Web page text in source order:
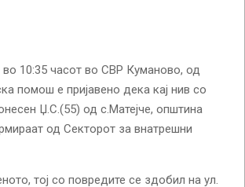
во 10:35 часот во СВР Куманово, од
помош е пријавено дека кај нив со
Џ.С.(55) од с.Матејче, општина
од Секторот за внатрешни
тој со повредите се здобил на ул.